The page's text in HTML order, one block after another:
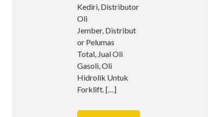
Kediri, Distributor
Oli
Jember, Distribut
or Pelumas
Total, Jual Oli
Gasoli, Oli
Hidrolik Untuk
Forklift.[…]